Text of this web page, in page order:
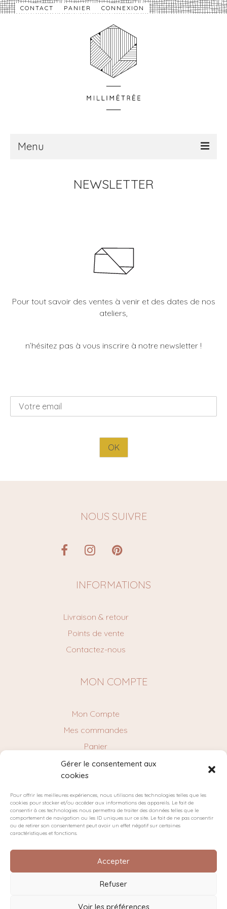
Gérer le consentement aux
cookies
Pour offrir les meilleures expériences, nous utilisons des technologies telles que les
cookies pour stocker et/ou accéder aux informations des appareils. Le fait de
consentir à ces technologies nous permettra de traiter des données telles que le
comportement de navigation ou les ID uniques sur ce site. Le fait de ne pas consentir
ou de retirer son consentement peut avoir un effet négatif sur certaines
caractéristiques et fonctions.
Accepter
Refuser
Voir les préférences
CONTACT PANIER CONNEXION
Menu
NEWSLETTER
Pour tout savoir des ventes à venir et des dates de nos
ateliers,
n’hésitez pas à vous inscrire à notre newsletter !
NOUS SUIVRE
INFORMATIONS
Livraison & retour
Points de vente
Contactez-nous
MON COMPTE
Mon Compte
Mes commandes
Panier
NEWSLETTER